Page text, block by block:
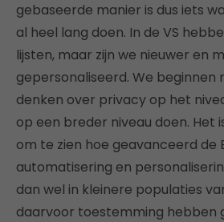
gebaseerde manier is dus iets
al heel lang doen. In de VS
lijsten, maar zijn we nieuwer en
gepersonaliseerd. We beginnen
denken over privacy op het
op een breder niveau doen. Het
om te zien hoe geavanceerd de
automatisering en
dan wel in kleinere populaties
daarvoor toestemming hebben